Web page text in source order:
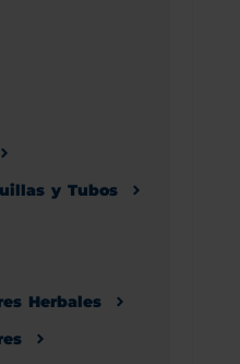
y Tubos
Herbales